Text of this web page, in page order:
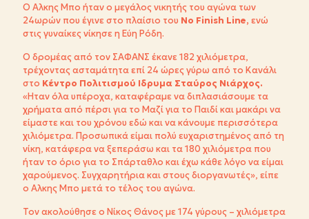
Ο Αλκης Μπο ήταν ο μεγάλος νικητής του αγώνα των
24ωρών που έγινε στο πλαίσιο του Νο Finish Line, ενώ
στις γυναίκες νίκησε η Εύη Ρόδη.
O δρομέας από τον ΣΑΦΑΝΣ έκανε 182 χιλιόμετρα,
τρέχοντας ασταμάτητα επί 24 ώρες γύρω από το Κανάλι
στο Κέντρο Πολιτισμού Ιδρυμα Σταύρος Νιάρχος.
«Ηταν όλα υπέροχα, καταφέραμε να διπλασιάσουμε τα
χρήματα από πέρσι για το Μαζί για το Παιδί και μακάρι να
είμαστε και του χρόνου εδώ και να κάνουμε περισσότερα
χιλιόμετρα. Προσωπικά είμαι πολύ ευχαριστημένος από τη
νίκη, κατάφερα να ξεπεράσω και τα 180 χιλιόμετρα που
ήταν το όριο για το Σπάρταθλο και έχω κάθε λόγο να είμαι
χαρούμενος. Συγχαρητήρια και στους διοργανωτές», είπε
ο Αλκης Μπο μετά το τέλος του αγώνα.
Τον ακολούθησε ο Νίκος Θάνος με 174 γύρους – χιλιόμετρα